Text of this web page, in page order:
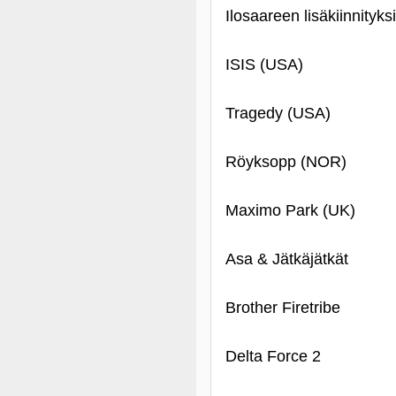
Ilosaareen
ISIS (USA)
Tragedy (USA)
Röyksopp (NOR)
Maximo Park (UK)
Asa & Jätkäjätkät
Brother Firetribe
Delta Force 2